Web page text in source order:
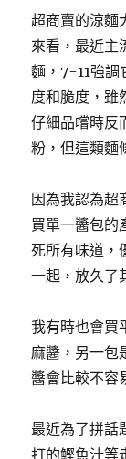
超商賣的涼麵
來看，最近主
麵，7-11強調
度和脆度，雖
仔細品嚐時反
粉，但這類麵
因為我認為超
買單一醬包的
死所有味道，
一起，放久了
我有時也會買
麻醬，另一包
醬會比較不容
最近為了拼話
打的鰹魚汁等